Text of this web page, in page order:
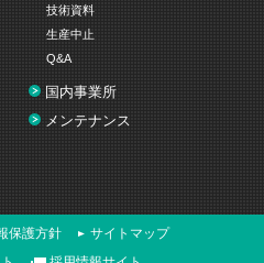
技術資料
生産中止
Q&A
国内事業所
メンテナンス
保護方針
サイトマップ